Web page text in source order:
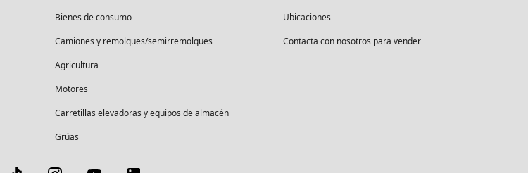
Bienes de consumo
Camiones y remolques/semirremolques
Agricultura
Motores
Carretillas elevadoras y equipos de almacén
Grúas
Ubicaciones
Contacta con nosotros para vender